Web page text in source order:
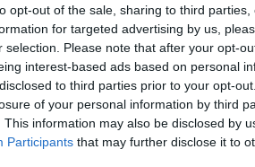
opt-out of the sale, sharing to third
for targeted advertising by us,
selection. Please note that after your opt-
interest-based ads based on personal
to third parties prior to your opt-
of your personal information by third
This information may also be disclosed by
Participants that may further disclose it to